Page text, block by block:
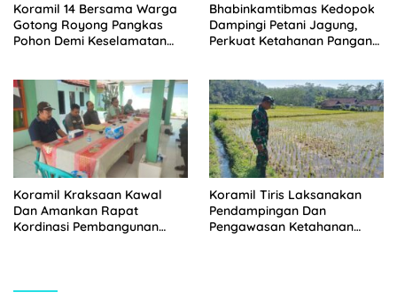
Koramil 14 Bersama Warga
Gotong Royong Pangkas
Pohon Demi Keselamatan
Bhabinkamtibmas Kedopok
Dampingi Petani Jagung,
Perkuat Ketahanan Pangan
Koramil Kraksaan Kawal
Dan Amankan Rapat
Kordinasi Pembangunan
Koramil Tiris Laksanakan
Pendampingan Dan
Pengawasan Ketahanan